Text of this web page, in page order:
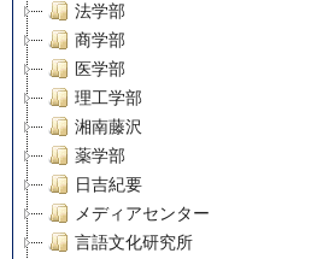
法学部
商学部
医学部
理工学部
湘南藤沢
薬学部
日吉紀要
メディアセンター
言語文化研究所